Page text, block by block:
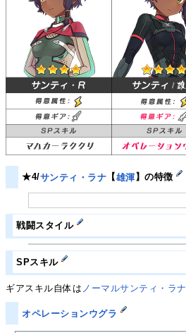
★4/サンティ・ラナ 【雄渾 】の特徴
戦闘スタイル
SPスキル
ギアスキル自体は ノーマルサンティ・ラナ
オペレーションウグラ